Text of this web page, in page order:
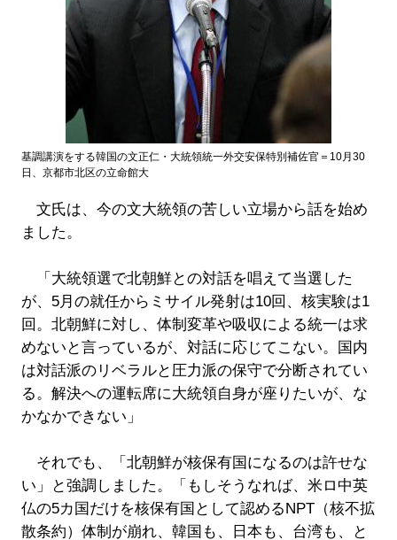
基調講演をする韓国の文正仁・大統領統一外交安保特別補佐官＝10月30
日、京都市北区の立命館大
文氏は、今の文大統領の苦しい立場から話を始め
ました。
「大統領選で北朝鮮との対話を唱えて当選した
が、5月の就任からミサイル発射は10回、核実験は1
回。北朝鮮に対し、体制変革や吸収による統一は求
めないと言っているが、対話に応じてこない。国内
は対話派のリベラルと圧力派の保守で分断されてい
る。解決への運転席に大統領自身が座りたいが、な
かなかできない」
それでも、「北朝鮮が核保有国になるのは許せな
い」と強調しました。「もしそうなれば、米ロ中英
仏の5カ国だけを核保有国として認めるNPT（核不拡
散条約）体制が崩れ、韓国も、日本も、台湾も、と